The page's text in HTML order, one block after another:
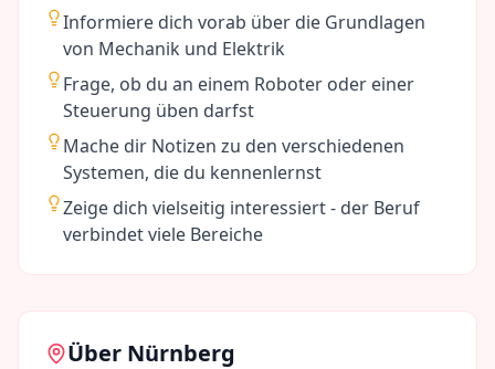
Informiere dich vorab über die Grundlagen
von Mechanik und Elektrik
Frage, ob du an einem Roboter oder einer
Steuerung üben darfst
Mache dir Notizen zu den verschiedenen
Systemen, die du kennenlernst
Zeige dich vielseitig interessiert - der Beruf
verbindet viele Bereiche
Über Nürnberg